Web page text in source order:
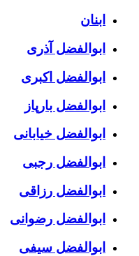
ابنان
ابوالفضل آذری
ابوالفضل اکبری
ابوالفضل بارپاز
ابوالفضل خیابانی
ابوالفضل رجبی
ابوالفضل رزاقی
ابوالفضل رضوانی
ابوالفضل سیفی